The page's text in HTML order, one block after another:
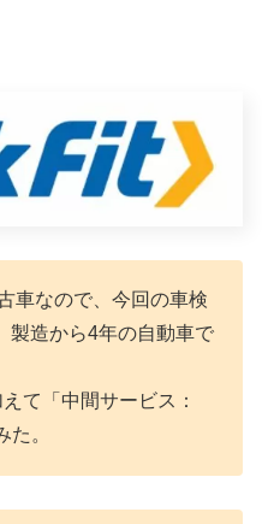
車なので、今回の車検
製造から4年の自動車で
て「中間サービス：
た。